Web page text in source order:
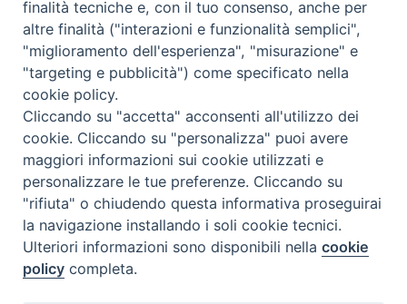
Diocesi
di Como
Diocesi di Como | piazza Grimoldi, 5
Riproduzione solo con permesso.
finalità tecniche e, con il tuo consenso, anche per
altre finalità ("interazioni e funzionalità semplici",
"miglioramento dell'esperienza", "misurazione" e
"targeting e pubblicità") come specificato nella
cookie policy.
Cliccando su "accetta" acconsenti all'utilizzo dei
cookie. Cliccando su "personalizza" puoi avere
maggiori informazioni sui cookie utilizzati e
personalizzare le tue preferenze. Cliccando su
"rifiuta" o chiudendo questa informativa proseguirai
la navigazione installando i soli cookie tecnici.
Ulteriori informazioni sono disponibili nellacookie
policy completa.